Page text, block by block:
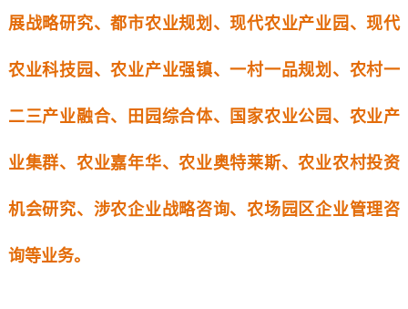
展战略研究、都市农业规划、现代农业产业园、现代
农业科技园、农业产业强镇、一村一品规划、农村一
二三产业融合、田园综合体、国家农业公园、农业产
业集群、农业嘉年华、农业奥特莱斯、农业农村投资
机会研究、涉农企业战略咨询、农场园区企业管理咨
询等业务。